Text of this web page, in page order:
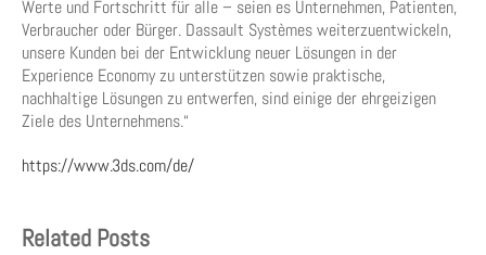
Werte und Fortschritt für alle – seien es Unternehmen, Patienten,
Verbraucher oder Bürger. Dassault Systèmes weiterzuentwickeln,
unsere Kunden bei der Entwicklung neuer Lösungen in der
Experience Economy zu unterstützen sowie praktische,
nachhaltige Lösungen zu entwerfen, sind einige der ehrgeizigen
Ziele des Unternehmens.“
https://www.3ds.com/de/
Related Posts